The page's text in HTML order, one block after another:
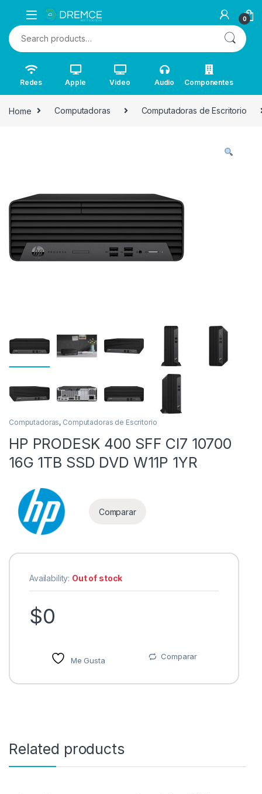
0
Search for:
Redes Apple Video Audio Componentes
Home Computadoras Computadoras de Escritorio
Computadoras, Computadoras de Escritorio
HP PRODESK 400 SFF CI7 10700
16G 1TB SSD DVD W11P 1YR
Comparar
Availability: Out of stock
$0
Me Gusta Comparar
Related products